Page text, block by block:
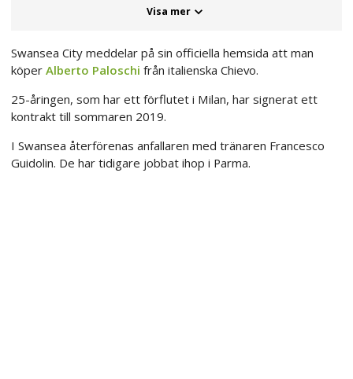
Visa mer
Swansea City meddelar på sin officiella hemsida att man
köper Alberto Paloschi från italienska Chievo.
25-åringen, som har ett förflutet i Milan, har signerat ett
kontrakt till sommaren 2019.
I Swansea återförenas anfallaren med tränaren Francesco
Guidolin. De har tidigare jobbat ihop i Parma.